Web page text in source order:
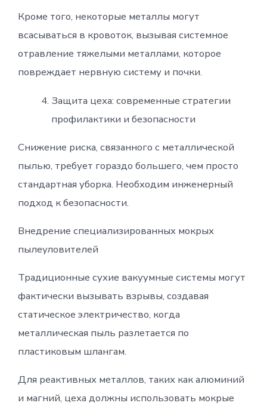
Кроме того, некоторые металлы могут
всасываться в кровоток, вызывая системное
отравление тяжелыми металлами, которое
повреждает нервную систему и почки.
Защита цеха: современные стратегии
профилактики и безопасности
Снижение риска, связанного с металлической
пылью, требует гораздо большего, чем просто
стандартная уборка. Необходим инженерный
подход к безопасности.
Внедрение специализированных мокрых
пылеуловителей
Традиционные сухие вакуумные системы могут
фактически вызывать взрывы, создавая
статическое электричество, когда
металлическая пыль разлетается по
пластиковым шлангам.
Для реактивных металлов, таких как алюминий
и магний, цеха должны использовать мокрые